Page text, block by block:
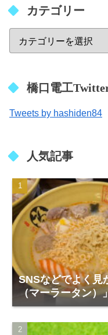
カテゴリー
橋口電工
Tweets by hashiden84
人気記事
SNSなどでよく見
（マーラータン）
階「福恩麻辣湯」